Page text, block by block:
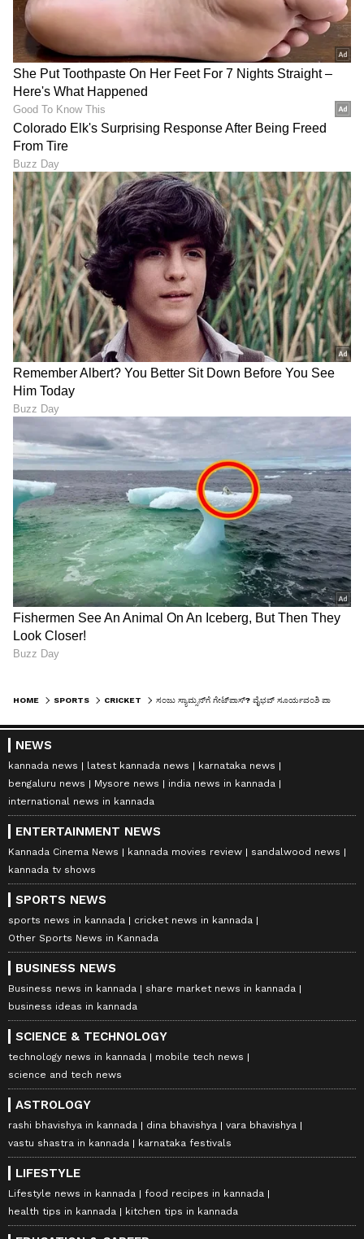
HOME SPORTS CRICKET
NEWS
kannada news latest kannada news
karnataka news
bengaluru news
Mysore news
india news in kannada
international news in kannada
ENTERTAINMENT NEWS
Kannada Cinema News kannada movies review
sandalwood news
kannada tv shows
SPORTS NEWS
sports news in kannada
cricket news in kannada
Other Sports News in Kannada
BUSINESS NEWS
Business news in kannada
share market news in kannada
business ideas in kannada
SCIENCE & TECHNOLOGY
technology news in kannada
mobile tech news
science and tech news
ASTROLOGY
rashi bhavishya in kannada dina bhavishya
vara bhavishya
vastu shastra in kannada
karnataka festivals
LIFESTYLE
Lifestyle news in kannada
food recipes in kannada
health tips in kannada
kitchen tips in kannada